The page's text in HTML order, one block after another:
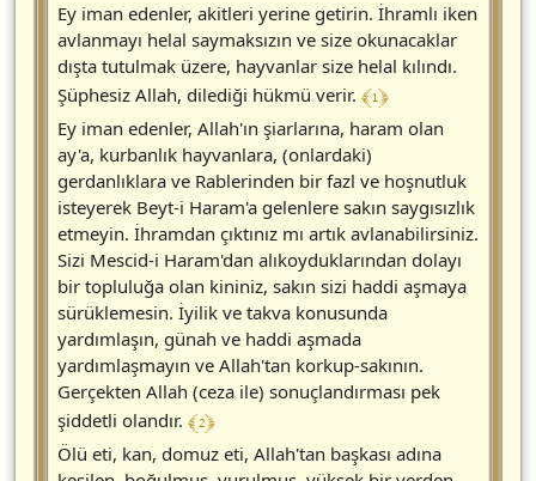
Ey iman edenler, akitleri yerine getirin. İhramlı iken
avlanmayı helal saymaksızın ve size okunacaklar
dışta tutulmak üzere, hayvanlar size helal kılındı.
Şüphesiz Allah, dilediği hükmü verir. ﴾ 1 ﴿
Ey iman edenler, Allah'ın şiarlarına, haram olan
ay'a, kurbanlık hayvanlara, (onlardaki)
gerdanlıklara ve Rablerinden bir fazl ve hoşnutluk
isteyerek Beyt-i Haram'a gelenlere sakın saygısızlık
etmeyin. İhramdan çıktınız mı artık avlanabilirsiniz.
Sizi Mescid-i Haram'dan alıkoyduklarından dolayı
bir topluluğa olan kininiz, sakın sizi haddi aşmaya
sürüklemesin. İyilik ve takva konusunda
yardımlaşın, günah ve haddi aşmada
yardımlaşmayın ve Allah'tan korkup-sakının.
Gerçekten Allah (ceza ile) sonuçlandırması pek
şiddetli olandır. ﴾ 2 ﴿
Ölü eti, kan, domuz eti, Allah'tan başkası adına